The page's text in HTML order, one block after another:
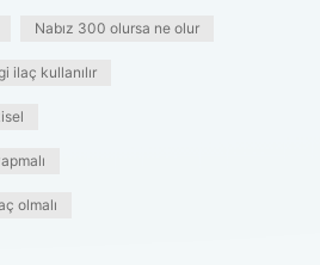
Nabız 300 olursa ne olur
ilaç kullanılır
olmalı